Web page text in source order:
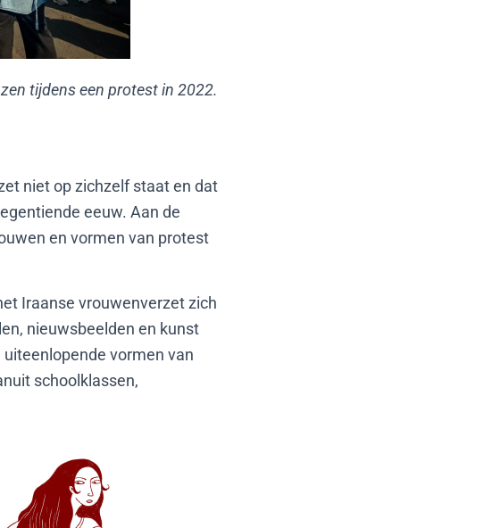
tijdens een protest in 2022.
niet op zichzelf staat en dat
eeuw. Aan de
en vormen van protest
Iraanse vrouwenverzet zich
nieuwsbeelden en kunst
vormen van
schoolklassen,